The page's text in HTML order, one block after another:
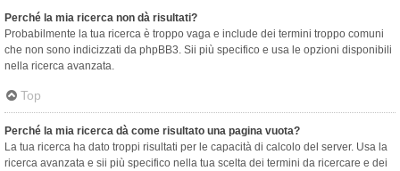
Perché la mia ricerca non dà risultati?
Probabilmente la tua ricerca è troppo vaga e include dei termini troppo comuni
che non sono indicizzati da phpBB3. Sii più specifico e usa le opzioni disponibili
nella ricerca avanzata.
Top
Perché la mia ricerca dà come risultato una pagina vuota?
La tua ricerca ha dato troppi risultati per le capacità di calcolo del server. Usa la
ricerca avanzata e sii più specifico nella tua scelta dei termini da ricercare e dei